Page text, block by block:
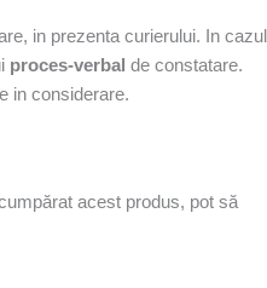
in prezenta curierului. In cazul
proces-verbal de constatare.
in considerare.
acest produs, pot să